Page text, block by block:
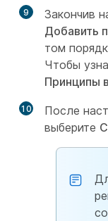
9
Закончив
Добавить
том
Чтобы
Принципы
10
После
выберите